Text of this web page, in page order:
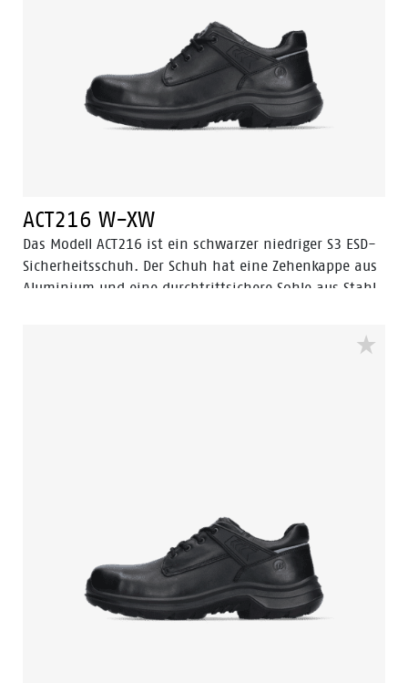
zertifiziert. Odor Control sorgt für ein frisches und
hygienisches Fußgefühl.
ACT216 W-XW
Das Modell ACT216 ist ein schwarzer niedriger S3 ESD-
Sicherheitsschuh. Der Schuh hat eine Zehenkappe aus
Aluminium und eine durchtrittsichere Sohle aus Stahl.
Technologie und die unterstützenden Techniken Easy
Rolling®, Heel Lock System ® und das Tunnelsystem®.